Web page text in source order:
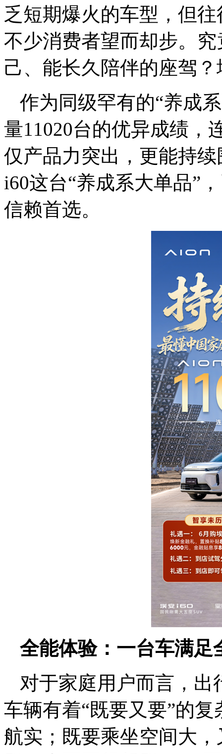
乏短期爆火的车型，但
不少消费者望而却步。
己、能长久陪伴的座驾
作为同级罕有的“养成
量11020台的优异成绩，
仅产品力突出，更能持
i60这台“养成系大单品”
信赖首选。
全能体验：一台车满足
对于家庭用户而言，
车辆有着“既要又要”的
航实；既要乘坐空间大